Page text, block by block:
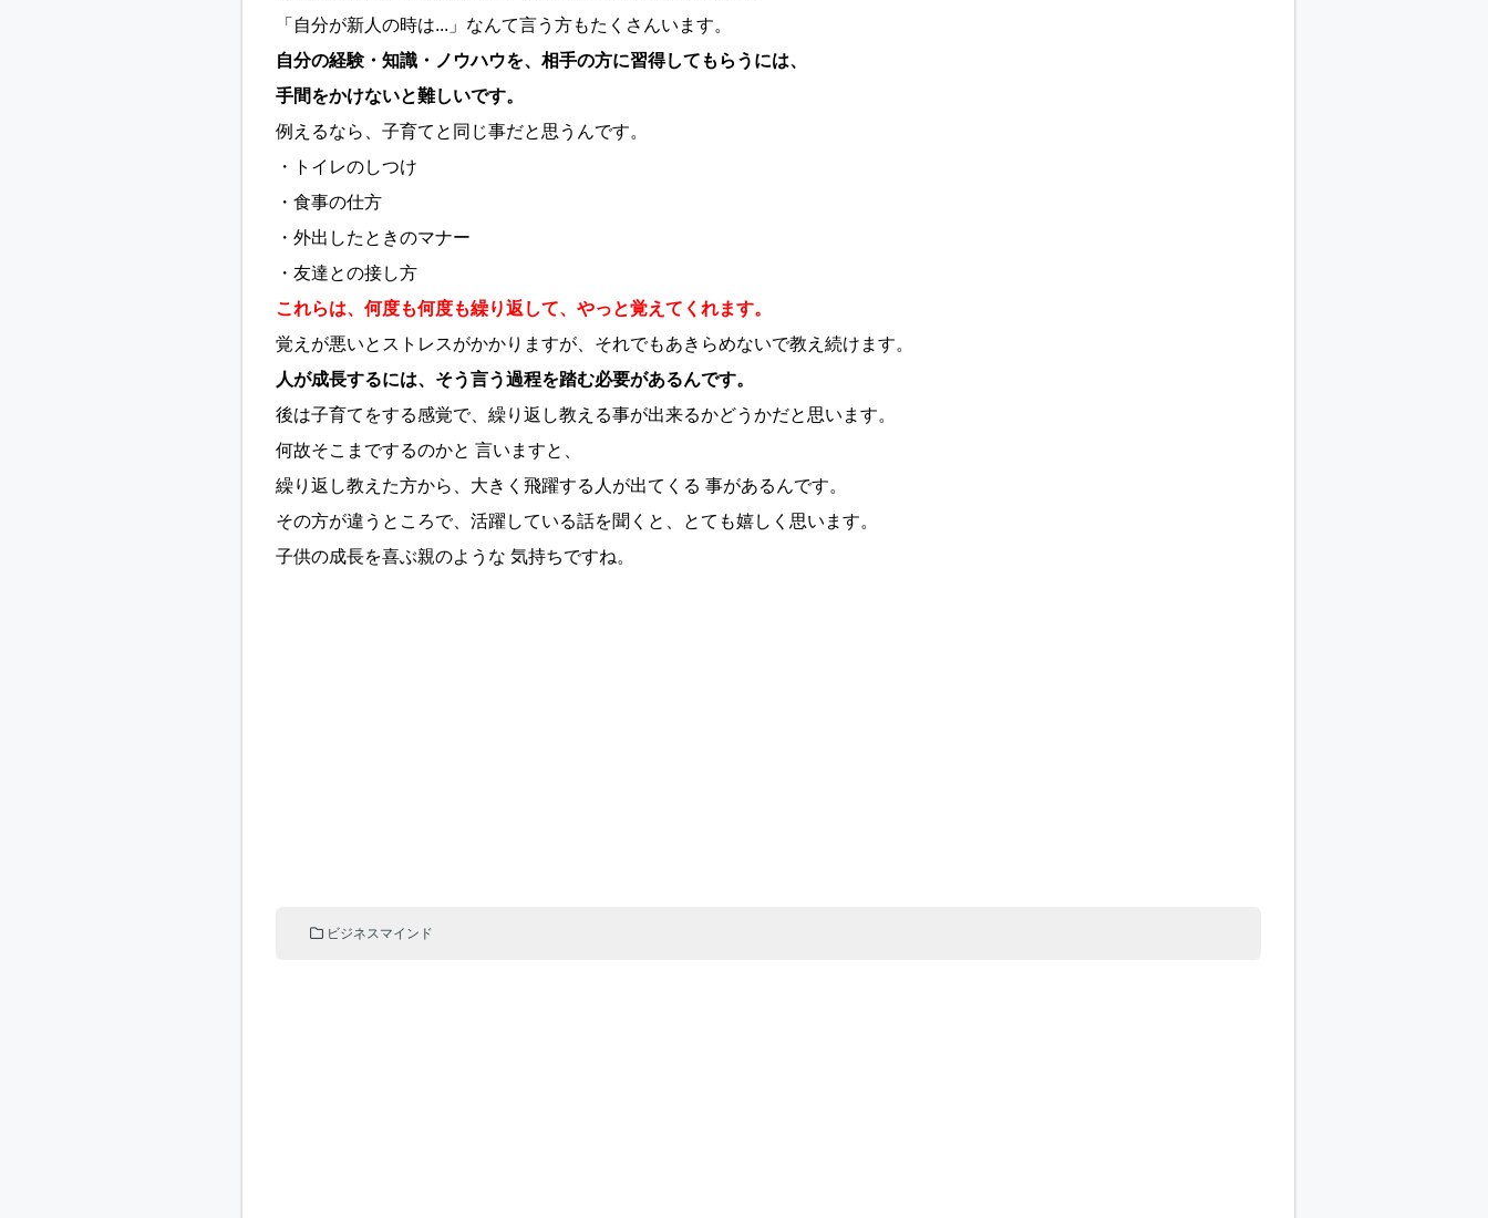
「自分が新人の時は...」なんて言う方もたくさんいます。
自分の経験・知識・ノウハウを、相手の方に習得してもらうには、
手間をかけないと難しいです。
例えるなら、子育てと同じ事だと思うんです。
・トイレのしつけ
・食事の仕方
・外出したときのマナー
・友達との接し方
これらは、何度も何度も繰り返して、やっと覚えてくれます。
覚えが悪いとストレスがかかりますが、それでもあきらめないで教え続けます。
人が成長するには、そう言う過程を踏む必要があるんです。
後は子育てをする感覚で、繰り返し教える事が出来るかどうかだと思います。
何故そこまでするのかと 言いますと、
繰り返し教えた方から、大きく飛躍する人が出てくる 事があるんです。
その方が違うところで、活躍している話を聞くと、とても嬉しく思います。
子供の成長を喜ぶ親のような 気持ちですね。
ビジネスマインド